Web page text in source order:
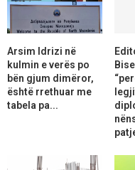
Arsim Idrizi në
kulmin e verës po
bën gjum dimëror,
është rrethuar me
tabela pa...